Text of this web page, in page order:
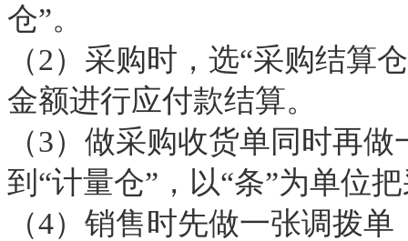
仓”。
（2）采购时，选“采购结算
金额进行应付款结算。
（3）做采购收货单同时再
到“计量仓”，以“条”为单位
（4）销售时先做一张调拨